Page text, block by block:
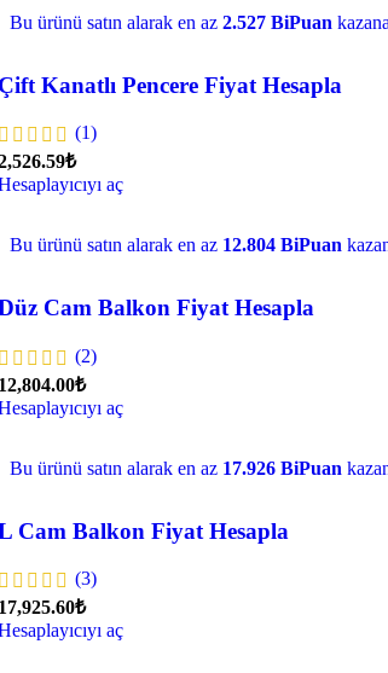
Bu ürünü satın alarak en az 2.527 BiPuan
Kanatlı Pencere Fiyat Hesapla
(1)
aç
Bu ürünü satın alarak en az 12.804 BiPuan
Cam Balkon Fiyat Hesapla
(2)
aç
Bu ürünü satın alarak en az 17.926 BiPuan
Cam Balkon Fiyat Hesapla
(3)
aç